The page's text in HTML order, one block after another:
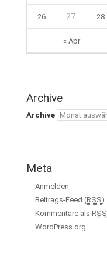
« Apr
26 27 28
Archive
Archive
Meta
Anmelden
Beitrags-Feed (RSS)
Kommentare als RSS
WordPress.org